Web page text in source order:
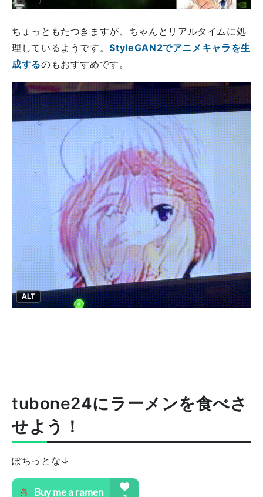
ちょっともたつきますが、ちゃんとリアルタイムに処
理しているようです。StyleGAN2でアニメキャラを生
成するのもおすすめです。
ALT
tubone24にラーメンを食べさ
せよう！
ぽちっとな↓